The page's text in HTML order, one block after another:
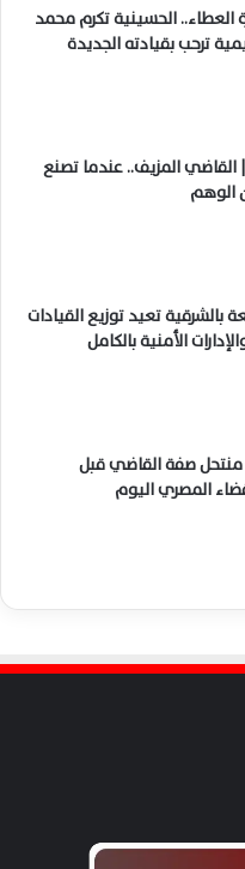
العطاء.. الحسينية تكرم محمد
ترحب بقيادته الجديدة
القاضي المزيف.. عندما تصنع
الوهم
تعيد توزيع القيادات
الأمنية بالكامل
صفة القاضي قبل
المصري اليوم